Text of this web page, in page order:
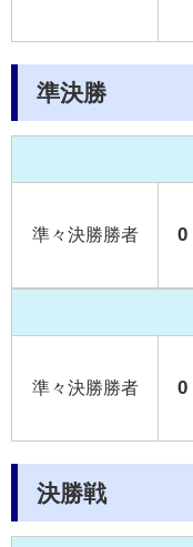
準決勝
準々決勝勝者 0
準々決勝勝者 0
決勝戦